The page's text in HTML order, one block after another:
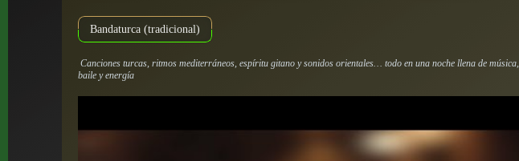
Bandaturca (tradicional)
Canciones turcas, ritmos mediterráneos, espíritu gitano y sonidos orientales… todo en una noche llena de música,
baile y energía